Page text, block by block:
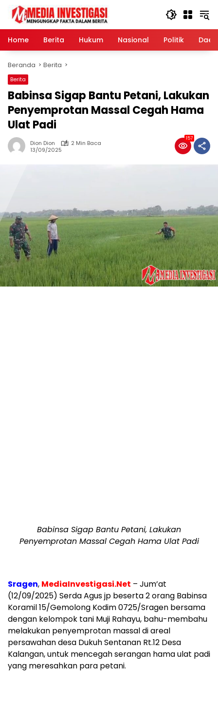
Langsung
konten
Home
Berita Hukum Nasional Politik
Beranda Berita
Berita
Babinsa Sigap Bantu Petani, Lakukan
Penyemprotan Massal Cegah Hama
Ulat Padi
Dion Dion
2 Min Baca
13/09/2025
157
Babinsa Sigap Bantu Petani, Lakukan
Penyemprotan Massal Cegah Hama Ulat Padi
Sragen, MediaInvestigasi.Net – Jum’at
(12/09/2025) Serda Agus jp beserta 2 orang Babinsa
Koramil 15/Gemolong Kodim 0725/Sragen bersama
dengan kelompok tani Muji Rahayu, bahu-membahu
melakukan penyemprotan massal di areal
persawahan desa Dukuh Sentanan Rt.12 Desa
Kalangan, untuk mencegah serangan hama ulat padi
yang meresahkan para petani.